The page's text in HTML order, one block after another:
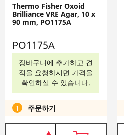
Thermo Fisher Oxoid
Brilliance VRE Agar, 10 x
90 mm, PO1175A
PO1175A
장바구니에 추가하고 견
적을 요청하시면 가격을
확인하실 수 있습니다.
주문하기